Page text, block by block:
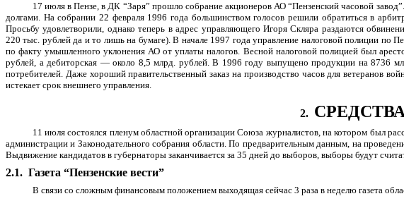
17 июля в Пензе, в ДК “Заря” прошло собрание акционеров АО “Пензенский часовой
долгами. На собрании 22 февраля 1996 года большинством голосов решили обратиться в
Просьбу удовлетворили, однако теперь в адрес управляющего Игоря Скляра раздаются
220 тыс. рублей да и то лишь на бумаге). В начале 1997 года управление налоговой полиции по
по факту умышленного уклонения АО от уплаты налогов. Весной налоговой полицией был
рублей, а дебиторская — около 8,5 млрд. рублей. В 1996 году выпущено продукции на 8736
потребителей. Даже хороший правительственный заказ на производство часов для ветеранов
истекает срок внешнего управления.
2.
11 июля состоялся пленум областной организации Союза журналистов, на котором был
администрации и Законодательного собрания области. По предварительным данным, на
Выдвижение кандидатов в губернаторы заканчивается за 35 дней до выборов, выборы будут
2.1. Газета “Пензенские вести”
В связи со сложным финансовым положением выходящая сейчас 3 раза в неделю газета